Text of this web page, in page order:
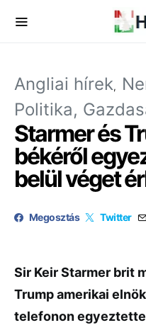
Angliai hírek
Politika,
Starmer és
békéről
belül véget
Megosztás Twitter
Sir Keir Starmer brit
Trump amerikai
telefonon